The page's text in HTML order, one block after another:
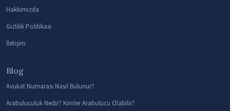
Hakkımızda
Gizlilik Politikası
İletişim
Blog
Avukat Numarası Nasıl Bulunur?
Arabuluculuk Nedir? Kimler Arabulucu Olabilir?